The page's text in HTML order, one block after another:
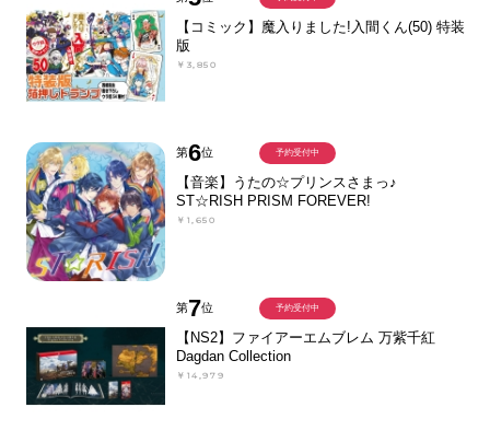
【コミック】魔入りました!入間くん(50) 特装
版
￥3,850
第6位
【音楽】うたの☆プリンスさまっ♪
ST☆RISH PRISM FOREVER!
￥1,650
予約受付中
第7位
【NS2】ファイアーエムブレム 万紫千紅
Dagdan Collection
￥14,979
予約受付中